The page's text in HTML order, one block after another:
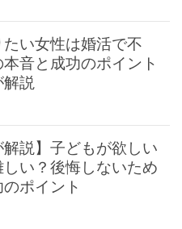
い女性は婚活で不
音と成功のポイント
説
解説】子どもが欲しい
い？後悔しないため
ポイント